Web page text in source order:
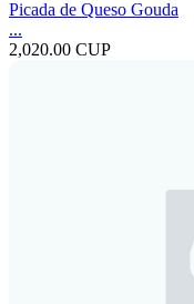
Picada de Queso Gouda
...
2,020.00 CUP